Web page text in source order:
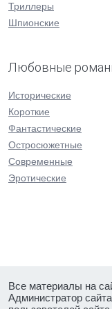
Триллеры
Шпионские
Любовные
Исторические
Короткие
Фантастические
Остросюжетные
Современные
Эротические
Все материалы на
Администратор